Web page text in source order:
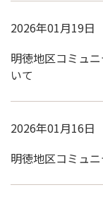
2026年01月19日
明徳地区コミュ
いて
2026年01月16日
明徳地区コミュ